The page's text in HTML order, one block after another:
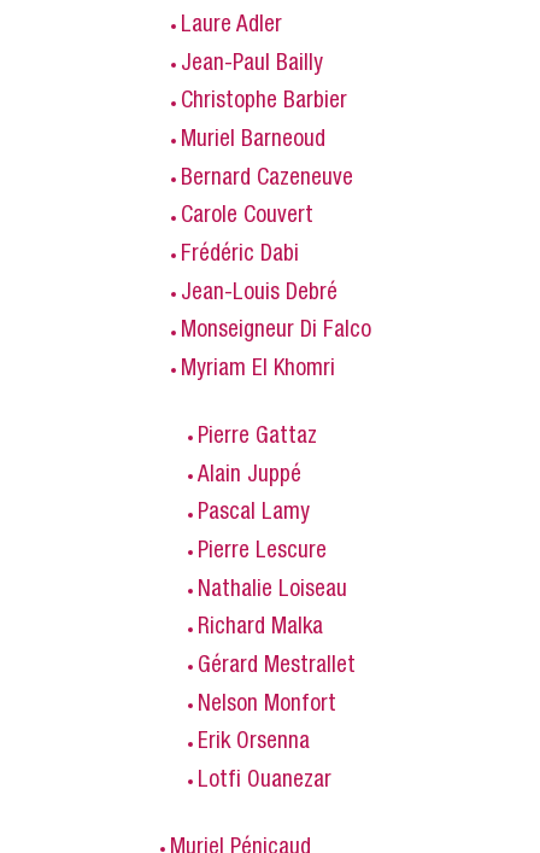
Laure Adler
Jean-Paul Bailly
Christophe Barbier
Muriel Barneoud
Bernard Cazeneuve
Carole Couvert
Frédéric Dabi
Jean-Louis Debré
Monseigneur Di Falco
Myriam El Khomri
Pierre Gattaz
Alain Juppé
Pascal Lamy
Pierre Lescure
Nathalie Loiseau
Richard Malka
Gérard Mestrallet
Nelson Monfort
Erik Orsenna
Lotfi Ouanezar
Muriel Pénicaud